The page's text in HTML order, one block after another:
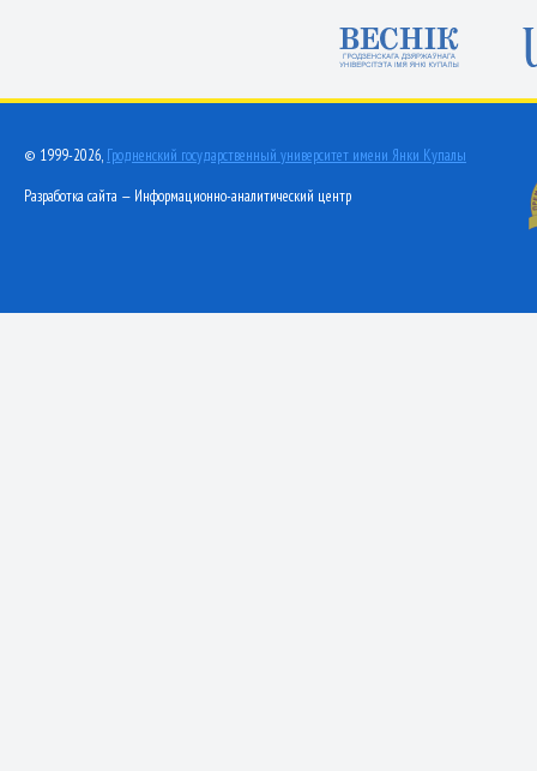
© 1999-2026, Гродненский государственный университет имени Янки Купалы
Разработка сайта — Информационно-аналитический центр